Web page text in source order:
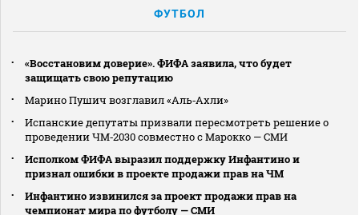
ФУТБОЛ
«Восстановим доверие». ФИФА заявила, что будет
защищать свою репутацию
Марино Пушич возглавил «Аль‑Ахли»
Испанские депутаты призвали пересмотреть решение о
проведении ЧМ‑2030 совместно с Марокко — СМИ
Исполком ФИФА выразил поддержку Инфантино и
признал ошибки в проекте продажи прав на ЧМ
Инфантино извинился за проект продажи прав на
чемпионат мира по футболу — СМИ